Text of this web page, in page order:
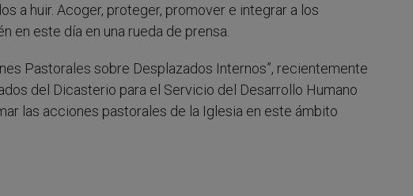
a huir. Acoger, proteger, promover e integrar a los
en este día en una rueda de prensa.
Pastorales sobre Desplazados Internos”, recientemente
del Dicasterio para el Servicio del Desarrollo Humano
las acciones pastorales de la Iglesia en este ámbito